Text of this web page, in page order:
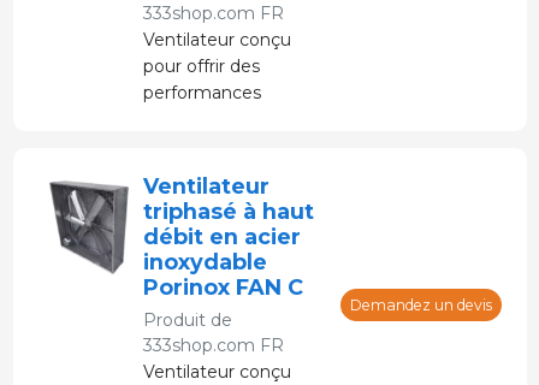
333shop.com FR
Ventilateur conçu
pour offrir des
performances
fermes.
Ventilateur
triphasé à haut
débit en acier
inoxydable
Porinox FAN C
Produit de
333shop.com FR
Ventilateur conçu
Demandez un devis